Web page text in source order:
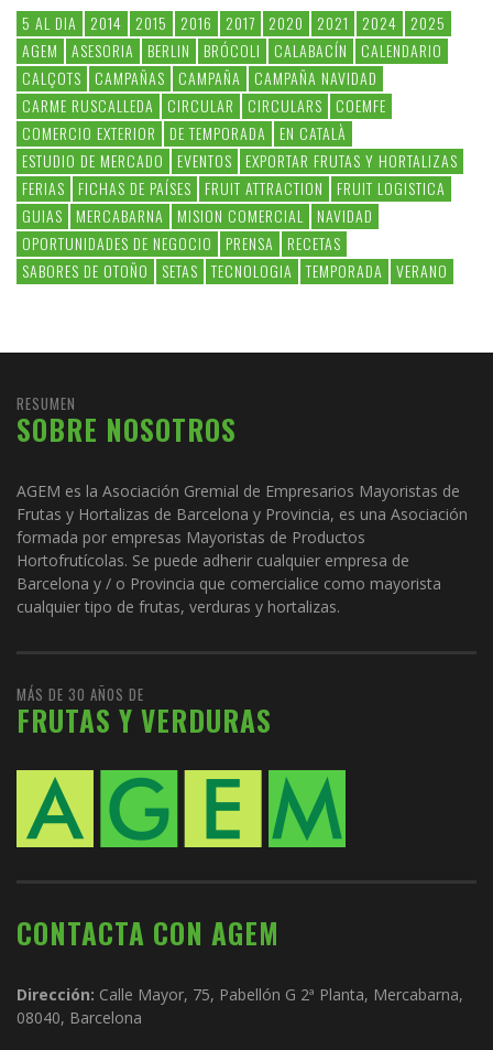
5 AL DIA 2014 2015 2016 2017 2020 2021 2024
2025
AGEM
ASESORIA BERLIN BRÓCOLI CALABACÍN
CALENDARIO
CALÇOTS
CAMPAÑAS CAMPAÑA
CAMPAÑA NAVIDAD
CARME RUSCALLEDA
CIRCULAR CIRCULARS
COEMFE
COMERCIO EXTERIOR
DE TEMPORADA
EN CATALÀ
ESTUDIO DE MERCADO
EVENTOS
EXPORTAR FRUTAS Y HORTALIZAS
FERIAS
FICHAS DE PAÍSES FRUIT ATTRACTION
FRUIT LOGISTICA
GUIAS
MERCABARNA MISION COMERCIAL
NAVIDAD
OPORTUNIDADES DE NEGOCIO
PRENSA
RECETAS
SABORES DE OTOÑO
SETAS TECNOLOGIA TEMPORADA VERANO
RESUMEN
SOBRE NOSOTROS
AGEM es la Asociación Gremial de Empresarios Mayoristas de
Frutas y Hortalizas de Barcelona y Provincia, es una Asociación
formada por empresas Mayoristas de Productos
Hortofrutícolas. Se puede adherir cualquier empresa de
Barcelona y / o Provincia que comercialice como mayorista
cualquier tipo de frutas, verduras y hortalizas.
MÁS DE 30 AÑOS DE
FRUTAS Y VERDURAS
CONTACTA CON AGEM
Dirección: Calle Mayor, 75, Pabellón G 2ª Planta, Mercabarna,
08040, Barcelona